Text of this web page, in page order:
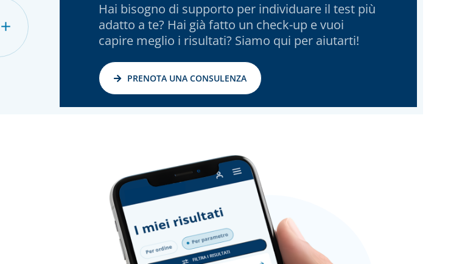
Hai bisogno di supporto per individuare il test più
adatto a te? Hai già fatto un check-up e vuoi
capire meglio i risultati? Siamo qui per aiutarti!
PRENOTA UNA CONSULENZA